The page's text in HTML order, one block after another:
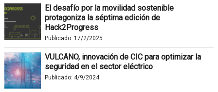
El desafío por la movilidad sostenible
protagoniza la séptima edición de
Hack2Progress
Publicado: 17/2/2025
VULCANO, innovación de CIC para optimizar la
seguridad en el sector eléctrico
Publicado: 4/9/2024